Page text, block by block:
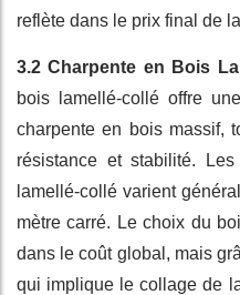
reflète dans le prix final de
3.2 Charpente en Bois
bois lamellé-collé offre
charpente en bois massif,
résistance et stabilité.
lamellé-collé varient
mètre carré. Le choix du
dans le coût global, mais
qui implique le collage de